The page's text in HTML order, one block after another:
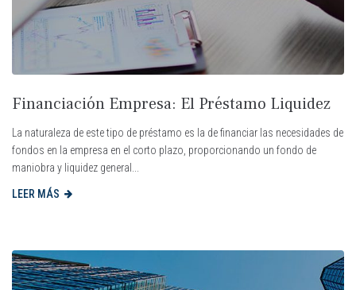
Financiación Empresa: El Préstamo Liquidez
La naturaleza de este tipo de préstamo es la de financiar las necesidades de
fondos en la empresa en el corto plazo, proporcionando un fondo de
maniobra y liquidez general...
LEER MÁS